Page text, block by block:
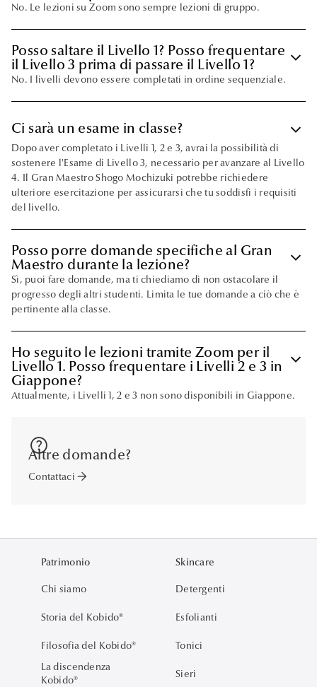
No. Le lezioni su Zoom sono sempre lezioni di gruppo.
Posso saltare il Livello 1? Posso frequentare
il Livello 3 prima di passare il Livello 1?
keyboard_arrow_down
No. I livelli devono essere completati in ordine sequenziale.
Ci sarà un esame in classe? keyboard_arrow_down
Dopo aver completato i Livelli 1, 2 e 3, avrai la possibilità di
sostenere l'Esame di Livello 3, necessario per avanzare al Livello
4. Il Gran Maestro Shogo Mochizuki potrebbe richiedere
ulteriore esercitazione per assicurarsi che tu soddisfi i requisiti
del livello.
Posso porre domande specifiche al Gran
Maestro durante la lezione?
keyboard_arrow_down
Sì, puoi fare domande, ma ti chiediamo di non ostacolare il
progresso degli altri studenti. Limita le tue domande a ciò che è
pertinente alla classe.
Ho seguito le lezioni tramite Zoom per il
Livello 1. Posso frequentare i Livelli 2 e 3 in
Giappone?
keyboard_arrow_down
Attualmente, i Livelli 1, 2 e 3 non sono disponibili in Giappone.
help
Altre domande?
Contattaci arrow_forward
Patrimonio
Chi siamo
Storia del Kobido®
Filosofia del Kobido®
La discendenza
Kobido®
Skincare
Detergenti
Esfolianti
Tonici
Sieri